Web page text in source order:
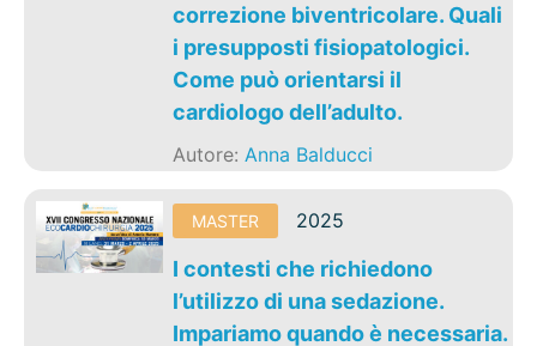
correzione biventricolare. Quali
i presupposti fisiopatologici.
Come può orientarsi il
cardiologo dell’adulto.
Autore:Anna Balducci
MASTER 2025
I contesti che richiedono
l’utilizzo di una sedazione.
Impariamo quando è necessaria.